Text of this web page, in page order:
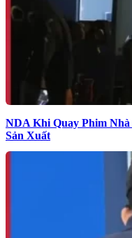
NDA Khi Quay Phim
Sản Xuất